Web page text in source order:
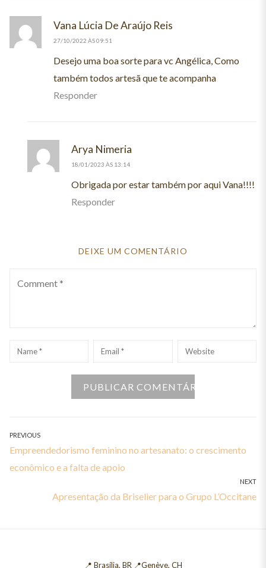
Vana Lúcia De Araújo Reis
27/10/2022 ÀS 09:51
Desejo uma boa sorte para vc Angélica, Como
também todos artesã que te acompanha
Responder
Arya Nimeria
18/01/2023 ÀS 13:14
Obrigada por estar também por aqui Vana!!!!
Responder
DEIXE UM COMENTÁRIO
Name Email Website
Navegação
de
Post
PREVIOUS
Previous
post:
Empreendedorismo feminino no artesanato: o crescimento
econômico e a falta de apoio
NEXT
Next
Apresentação da Briselier para o Grupo L’Occitane
📍 Brasília, BR 📍Genève, CH